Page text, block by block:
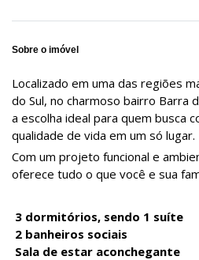
Sobre o imóvel
Localizado em uma das regiões
do Sul, no charmoso bairro Barra
a escolha ideal para quem busca
qualidade de vida em um só lugar.
Com um projeto funcional e
oferece tudo o que você e sua
3 dormitórios, sendo 1 suíte
2 banheiros sociais
Sala de estar aconchegante